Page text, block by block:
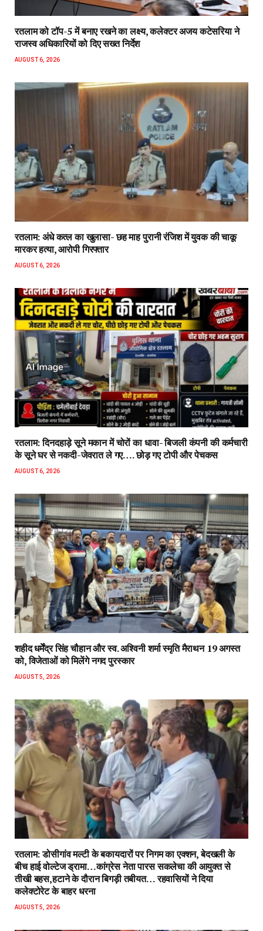
रतलाम को टॉप-5 में बनाए रखने का लक्ष्य, कलेक्टर अजय कटेसरिया ने
राजस्व अधिकारियों को दिए सख्त निर्देश
AUGUST 6, 2026
रतलाम: अंधे कत्ल का खुलासा- छह माह पुरानी रंजिश में युवक की चाकू
मारकर हत्या, आरोपी गिरफ्तार
AUGUST 6, 2026
रतलाम: दिनदहाड़े सूने मकान में चोरों का धावा- बिजली कंपनी की कर्मचारी
के सूने घर से नकदी-जेवरात ले गए…. छोड़ गए टोपी और पेचकस
AUGUST 6, 2026
शहीद धर्मेंद्र सिंह चौहान और स्व. अश्विनी शर्मा स्मृति मैराथन 19 अगस्त
को, विजेताओं को मिलेंगे नगद पुरस्कार
AUGUST 5, 2026
रतलाम: डोसीगांव मल्टी के बकायदारों पर निगम का एक्शन, बेदखली के
बीच हाई वोल्टेज ड्रामा…कांग्रेस नेता पारस सकलेचा की आयुक्त से
तीखी बहस,हटाने के दौरान बिगड़ी तबीयत… रहवासियों ने दिया
कलेक्टोरेट के बाहर धरना
AUGUST 5, 2026